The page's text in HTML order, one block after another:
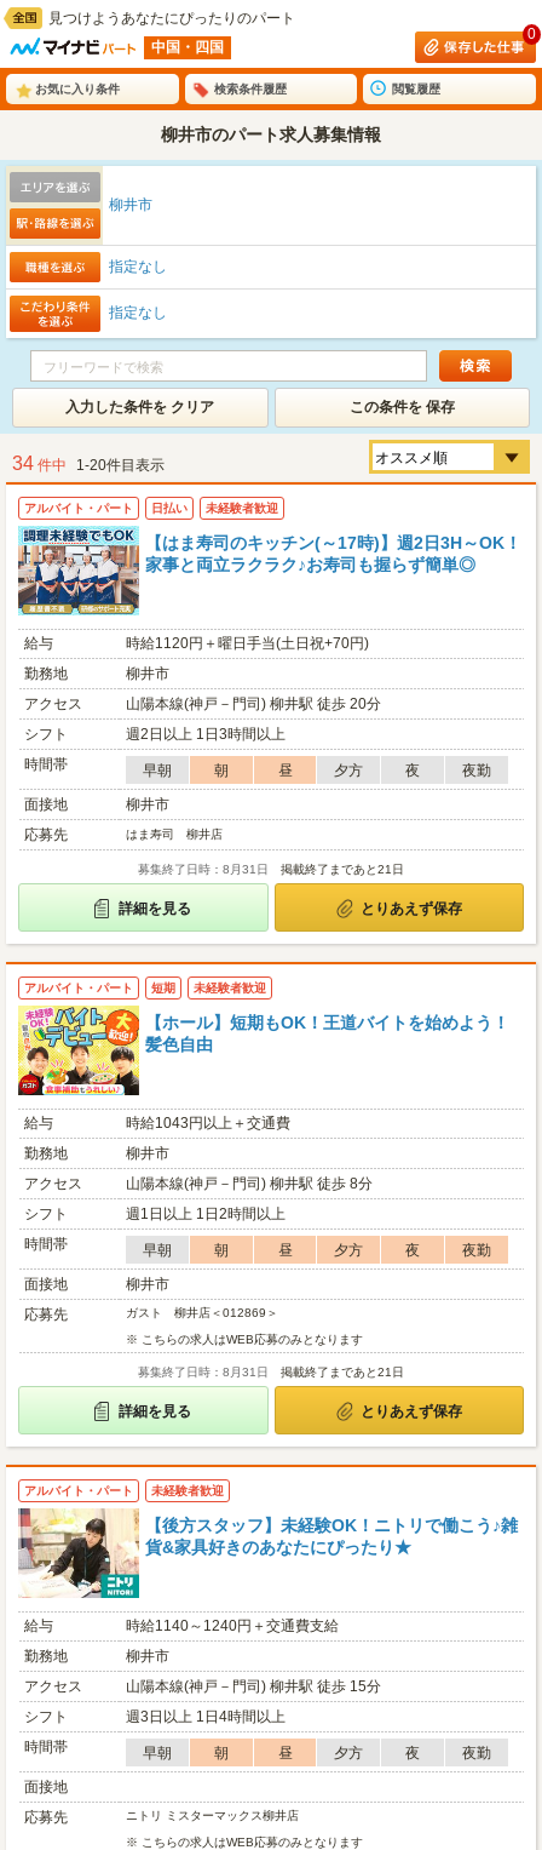
見つけようあなたにぴったりのパート
中国・四国
0
お気に入り条件 検索条件履歴 閲覧履歴
柳井市のパート求人募集情報
柳井市
指定なし
指定なし
入力した条件を クリア この条件を 保存
34 件中 1-20件目表示
アルバイト・パート 日払い 未経験者歓迎
【はま寿司のキッチン(～17時)】週2日3H～OK！
家事と両立ラクラク♪お寿司も握らず簡単◎
給与
時給1120円＋曜日手当(土日祝+70円)
勤務地
柳井市
アクセス
山陽本線(神戸－門司) 柳井駅 徒歩 20分
シフト
週2日以上 1日3時間以上
時間帯
早朝 朝 昼 夕方 夜
夜勤
面接地
柳井市
応募先
はま寿司 柳井店
募集終了日時：8月31日 掲載終了まであと21日
詳細を見る とりあえず保存
アルバイト・パート 短期 未経験者歓迎
【ホール】短期もOK！王道バイトを始めよう！
髪色自由
給与
時給1043円以上＋交通費
勤務地
柳井市
アクセス
山陽本線(神戸－門司) 柳井駅 徒歩 8分
シフト
週1日以上 1日2時間以上
時間帯
早朝 朝 昼 夕方 夜
夜勤
面接地
柳井市
応募先
ガスト 柳井店＜012869＞
※ こちらの求人はWEB応募のみとなります
募集終了日時：8月31日 掲載終了まであと21日
詳細を見る とりあえず保存
アルバイト・パート 未経験者歓迎
【後方スタッフ】未経験OK！ニトリで働こう♪雑
貨&家具好きのあなたにぴったり★
給与
時給1140～1240円＋交通費支給
勤務地
柳井市
アクセス
山陽本線(神戸－門司) 柳井駅 徒歩 15分
シフト
週3日以上 1日4時間以上
時間帯
早朝 朝 昼 夕方 夜
夜勤
面接地
応募先
ニトリ ミスターマックス柳井店
※ こちらの求人はWEB応募のみとなります